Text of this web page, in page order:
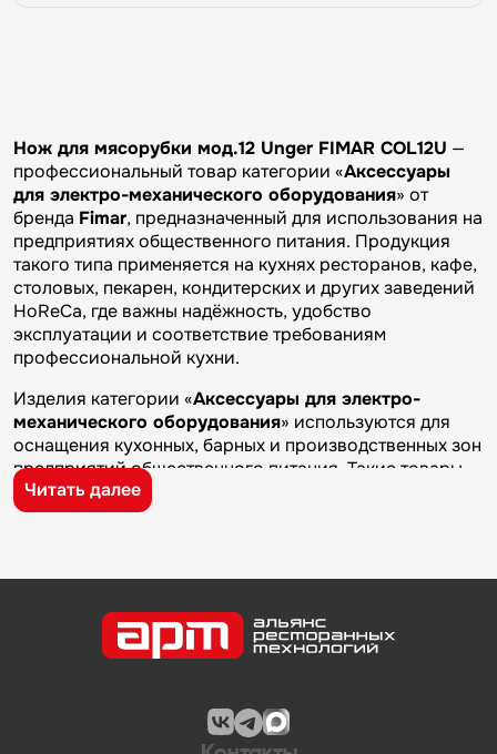
Нож для мясорубки мод.12 Unger FIMAR COL12U —
профессиональный товар категории «Аксессуары
для электро-механического оборудования» от
бренда Fimar, предназначенный для использования на
предприятиях общественного питания. Продукция
такого типа применяется на кухнях ресторанов, кафе,
столовых, пекарен, кондитерских и других заведений
HoReCa, где важны надёжность, удобство
эксплуатации и соответствие требованиям
профессиональной кухни.
Изделия категории «Аксессуары для электро-
механического оборудования» используются для
оснащения кухонных, барных и производственных зон
предприятий общественного питания. Такие товары
применяются на профессиональных кухнях
ресторанов и кафе, в столовых, пекарнях,
инвентарь для ежедневной работы.
Fimar известен на рынке профессионального
оборудования и кухонного инвентаря благодаря
предприятиях общественного питания и подходит для
эксплуатации в условиях профессиональной кухни.
Читать далее